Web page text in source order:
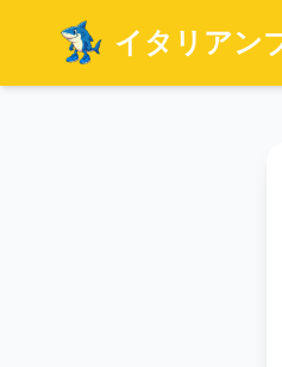
イタリアン